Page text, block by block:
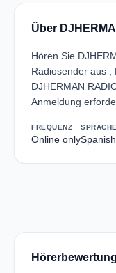
Über
Hören Sie
Radiosender aus ,
DJHERMAN
Anmeldung
FREQUENZ
Online only
SPRACHE
Spanish